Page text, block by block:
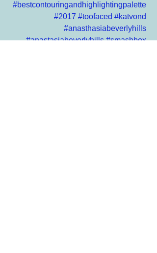
#bestcontouringandhighlightingpalette
#2017 #toofaced #katvond
#anasthasiabeverlyhills
#anastasiabeverlyhills #smashbox